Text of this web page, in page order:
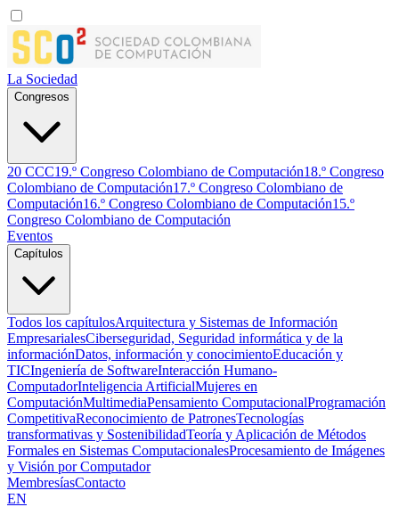
La Sociedad
Congresos
20 CCC19.º Congreso Colombiano de Computación18.º Congreso
Colombiano de Computación17.º Congreso Colombiano de
Computación16.º Congreso Colombiano de Computación15.º
Congreso Colombiano de Computación
Eventos
Capítulos
Todos los capítulosArquitectura y Sistemas de Información
EmpresarialesCiberseguridad, Seguridad informática y de la
informaciónDatos, información y conocimientoEducación y
TICIngeniería de SoftwareInteracción Humano-
ComputadorInteligencia ArtificialMujeres en
ComputaciónMultimediaPensamiento ComputacionalProgramación
CompetitivaReconocimiento de PatronesTecnologías
transformativas y SostenibilidadTeoría y Aplicación de Métodos
Formales en Sistemas ComputacionalesProcesamiento de Imágenes
y Visión por Computador
MembresíasContacto
EN